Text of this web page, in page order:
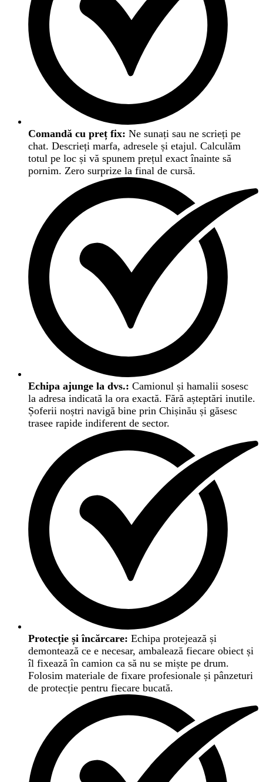
Comandă cu preț fix: Ne sunați sau ne scrieți pe
chat. Descrieți marfa, adresele și etajul. Calculăm
totul pe loc și vă spunem prețul exact înainte să
pornim. Zero surprize la final de cursă.
Echipa ajunge la dvs.: Camionul și hamalii sosesc
la adresa indicată la ora exactă. Fără așteptări inutile.
Șoferii noștri navigă bine prin Chișinău și găsesc
trasee rapide indiferent de sector.
Protecție și încărcare: Echipa protejează și
demontează ce e necesar, ambalează fiecare obiect și
îl fixează în camion ca să nu se miște pe drum.
Folosim materiale de fixare profesionale și pânzeturi
de protecție pentru fiecare bucată.